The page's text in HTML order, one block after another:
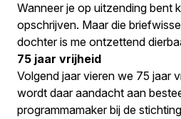
Wanneer je op uitzending bent
opschrijven. Maar die
dochter is me ontzettend
75 jaar vrijheid
Volgend jaar vieren we 75 jaar
wordt daar aandacht aan
programmamaker bij de